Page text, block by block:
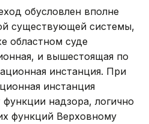
обусловлен вполне
существующей системы,
областном суде
и вышестоящая по
инстанция. При
инстанция
надзора, логично
функций Верховному